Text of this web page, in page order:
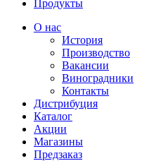
Продукты
О нас
История
Производство
Вакансии
Виноградники
Контакты
Дистрибуция
Каталог
Акции
Магазины
Предзаказ